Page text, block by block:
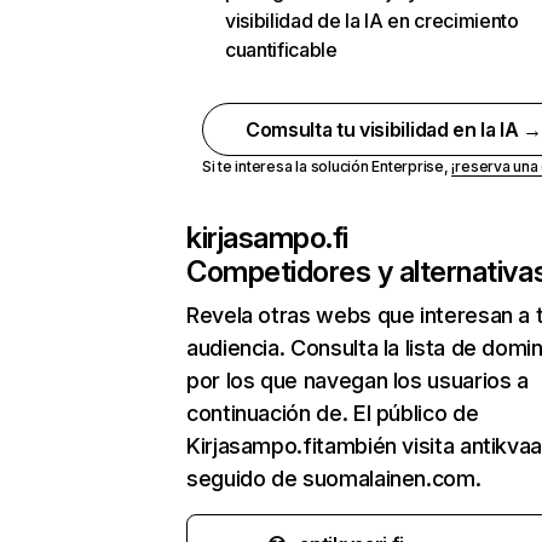
visibilidad de la IA en crecimiento
cuantificable
Comsulta tu visibilidad en la IA →
Si te interesa la solución Enterprise,¡reserva
kirjasampo.fi
Competidores y
Revela otras webs que interesan a
audiencia. Consulta la lista de
por los que navegan los usuarios a
continuación de. El público de
Kirjasampo.fitambién visita
seguido de suomalainen.com.